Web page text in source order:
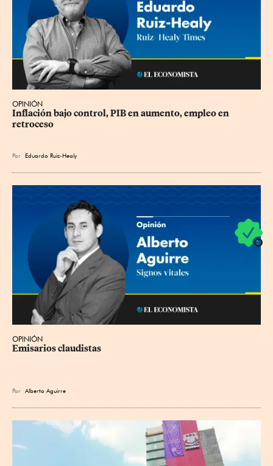
OPINIÓN
Inflación bajo control, PIB en aumento, empleo en
retroceso
Por Eduardo Ruiz-Healy
OPINIÓN
Emisarios claudistas
Por Alberto Aguirre